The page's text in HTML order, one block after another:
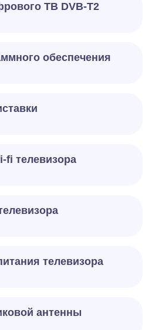
ТВ DVB-T2
обеспечения
fi телевизора
телевизора
антенны